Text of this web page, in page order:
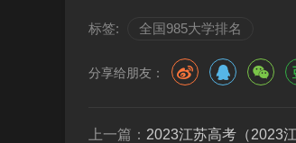
全国985大学名单
标签: 全国985大学排名
分享给朋友：
上一篇： 2023江苏高考（2023